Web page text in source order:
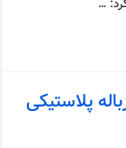
…
پلاستیکی